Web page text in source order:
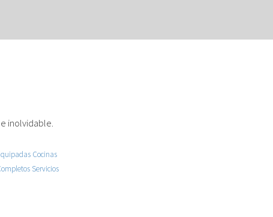
inolvidable.